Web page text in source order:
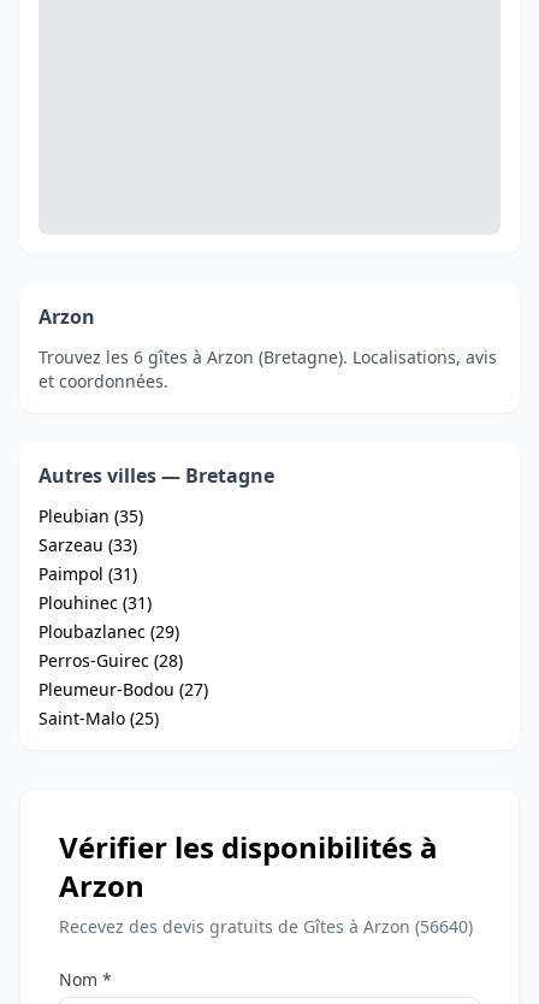
Arzon
Trouvez les 6 gîtes à Arzon (Bretagne). Localisations, avis
et coordonnées.
Autres villes — Bretagne
Pleubian (35)
Sarzeau (33)
Paimpol (31)
Plouhinec (31)
Ploubazlanec (29)
Perros-Guirec (28)
Pleumeur-Bodou (27)
Saint-Malo (25)
Vérifier les disponibilités à
Arzon
Recevez des devis gratuits de Gîtes à Arzon (56640)
Nom *